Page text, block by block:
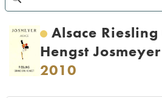
Alsace
Hengst
2010